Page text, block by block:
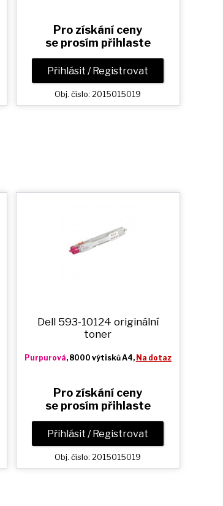
Pro získání ceny
se prosím přihlaste
Přihlásit / Registrovat
Obj. číslo: 2015015019
Dell 593-10124 originální
toner
Purpurová, 8000 výtisků A4, Na dotaz
Pro získání ceny
se prosím přihlaste
Přihlásit / Registrovat
Obj. číslo: 2015015019